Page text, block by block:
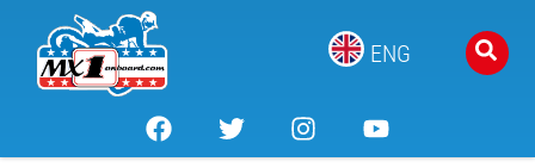
ENG